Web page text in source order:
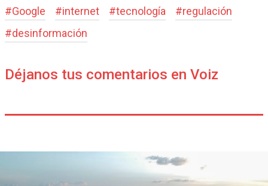
#Google #internet #tecnología #regulación
#desinformación
Déjanos tus comentarios en Voiz